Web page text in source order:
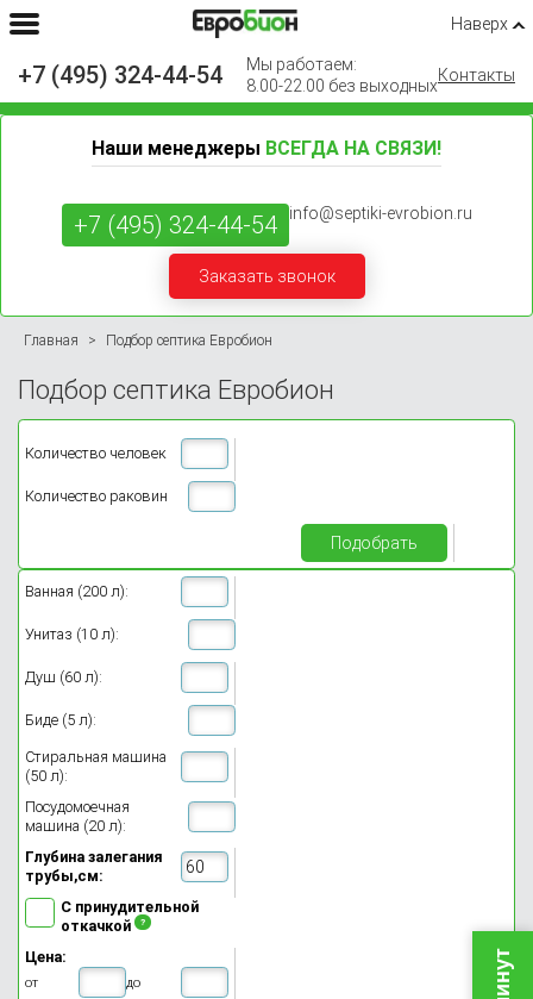
Наверх
+7 (495) 324-44-54
Мы работаем:
8.00-22.00 без выходных
Контакты
Наши менеджеры ВСЕГДА НА СВЯЗИ!
+7 (495) 324-44-54 info@septiki-evrobion.ru
Заказать звонок
Главная Подбор септика Евробион
Подбор септика Евробион
Количество человек
Количество раковин
Подобрать
Ванная (200 л):
Унитаз (10 л):
Душ (60 л):
Биде (5 л):
Стиральная машина
(50 л):
Посудомоечная
машина (20 л):
Глубина залегания
трубы,см:
С принудительной
откачкой
Цена:
от до